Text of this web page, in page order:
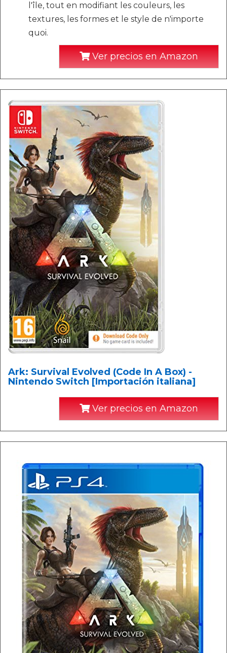
l'île, tout en modifiant les couleurs, les
textures, les formes et le style de n'importe
quoi.
Ver precios en Amazon
Ark: Survival Evolved (Code In A Box) -
Nintendo Switch [Importación italiana]
Ver precios en Amazon